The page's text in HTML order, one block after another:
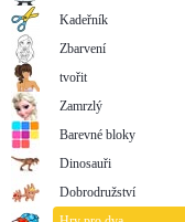
Kadeřník
Zbarvení
tvořit
Zamrzlý
Barevné bloky
Dinosauři
Dobrodružství